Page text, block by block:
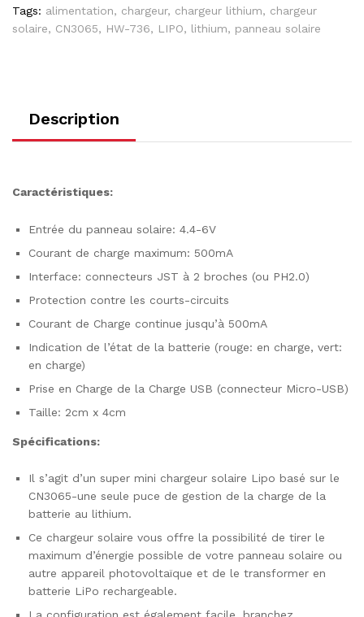
Tags: alimentation, chargeur, chargeur lithium, chargeur
solaire, CN3065, HW-736, LIPO, lithium, panneau solaire
Description
Caractéristiques:
Entrée du panneau solaire: 4.4-6V
Courant de charge maximum: 500mA
Interface: connecteurs JST à 2 broches (ou PH2.0)
Protection contre les courts-circuits
Courant de Charge continue jusqu’à 500mA
Indication de l’état de la batterie (rouge: en charge, vert:
en charge)
Prise en Charge de la Charge USB (connecteur Micro-USB)
Taille: 2cm x 4cm
Spécifications:
Il s’agit d’un super mini chargeur solaire Lipo basé sur le
CN3065-une seule puce de gestion de la charge de la
batterie au lithium.
Ce chargeur solaire vous offre la possibilité de tirer le
maximum d’énergie possible de votre panneau solaire ou
autre appareil photovoltaïque et de le transformer en
batterie LiPo rechargeable.